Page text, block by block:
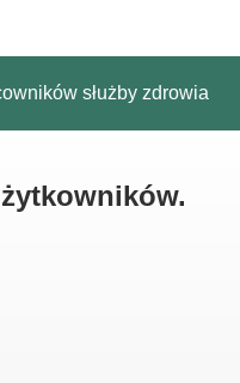
służby zdrowia